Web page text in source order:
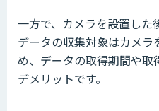
一方で、カメラを設置した
データの収集対象はカメ
め、データの取得期間や
デメリットです。